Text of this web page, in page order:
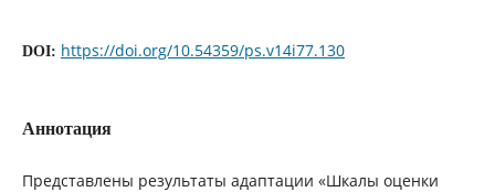
DOI: https://doi.org/10.54359/ps.v14i77.130
Аннотация
Представлены результаты адаптации «Шкалы оценки